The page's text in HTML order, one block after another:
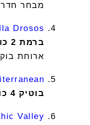
מבחר
Drosos
ברמת 2 כוכבים
ארוחת
בוטיק 4 כוכבים
Valley